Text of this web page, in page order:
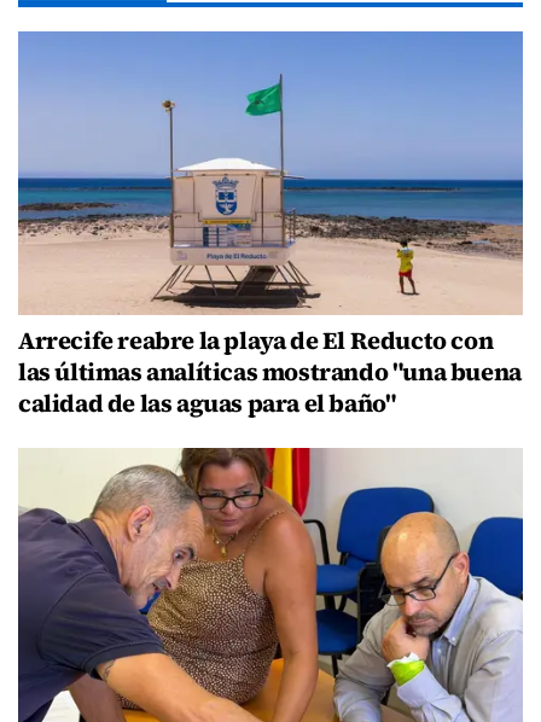
Arrecife reabre la playa de El Reducto con
las últimas analíticas mostrando "una buena
calidad de las aguas para el baño"